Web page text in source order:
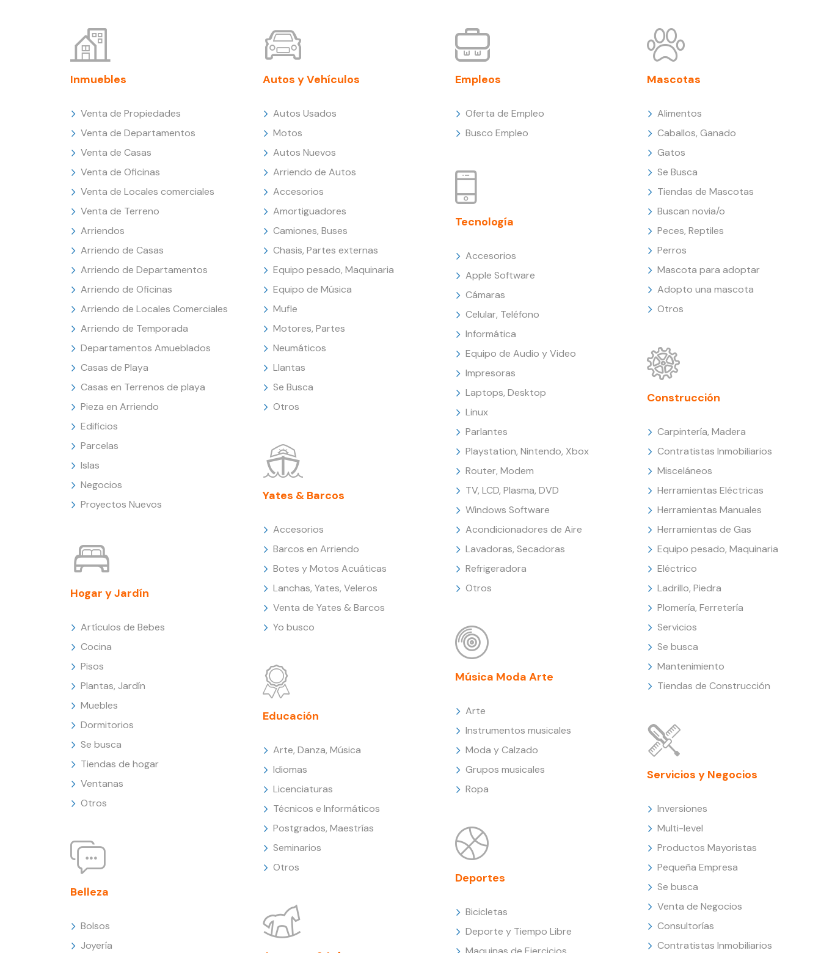
Inmuebles
Venta de Propiedades
Venta de Departamentos
Venta de Casas
Venta de Oficinas
Venta de Locales comerciales
Venta de Terreno
Arriendos
Arriendo de Casas
Arriendo de Departamentos
Arriendo de Oficinas
Arriendo de Locales Comerciales
Arriendo de Temporada
Departamentos Amueblados
Casas de Playa
Casas en Terrenos de playa
Pieza en Arriendo
Edificios
Parcelas
Islas
Negocios
Proyectos Nuevos
Hogar y Jardín
Artículos de Bebes
Cocina
Pisos
Plantas, Jardín
Muebles
Dormitorios
Se busca
Tiendas de hogar
Ventanas
Otros
Belleza
Bolsos
Joyería
Autos y Vehículos
Autos Usados
Motos
Autos Nuevos
Arriendo de Autos
Accesorios
Amortiguadores
Camiones, Buses
Chasis, Partes externas
Equipo pesado, Maquinaria
Equipo de Música
Mufle
Motores, Partes
Neumáticos
Llantas
Se Busca
Otros
Yates & Barcos
Accesorios
Barcos en Arriendo
Botes y Motos Acuáticas
Lanchas, Yates, Veleros
Venta de Yates & Barcos
Yo busco
Educación
Arte, Danza, Música
Idiomas
Licenciaturas
Técnicos e Informáticos
Postgrados, Maestrías
Seminarios
Otros
Empleos
Oferta de Empleo
Busco Empleo
Tecnología
Accesorios
Apple Software
Cámaras
Celular, Teléfono
Informática
Equipo de Audio y Video
Impresoras
Laptops, Desktop
Linux
Parlantes
Playstation, Nintendo, Xbox
Router, Modem
TV, LCD, Plasma, DVD
Windows Software
Acondicionadores de Aire
Lavadoras, Secadoras
Refrigeradora
Otros
Música Moda Arte
Arte
Instrumentos musicales
Moda y Calzado
Grupos musicales
Ropa
Deportes
Bicicletas
Deporte y Tiempo Libre
Mascotas
Alimentos
Caballos, Ganado
Gatos
Se Busca
Tiendas de Mascotas
Buscan novia/o
Peces, Reptiles
Perros
Mascota para adoptar
Adopto una mascota
Otros
Construcción
Carpintería, Madera
Contratistas Inmobiliarios
Misceláneos
Herramientas Eléctricas
Herramientas Manuales
Herramientas de Gas
Equipo pesado, Maquinaria
Eléctrico
Ladrillo, Piedra
Plomería, Ferretería
Servicios
Se busca
Mantenimiento
Tiendas de Construcción
Servicios y Negocios
Inversiones
Multi-level
Productos Mayoristas
Pequeña Empresa
Se busca
Venta de Negocios
Consultorías
Contratistas Inmobiliarios